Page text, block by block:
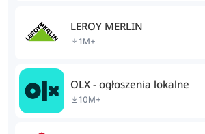
LEROY MERLIN
1M+
OLX - ogłoszenia lokalne
10M+